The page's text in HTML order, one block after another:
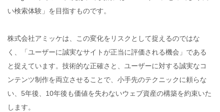
い検索体験」を目指すものです。
株式会社アミッケは、この変化をリスクとして捉えるのではな
く、「ユーザーに誠実なサイトが正当に評価される機会」である
と捉えています。技術的な正確さと、ユーザーに対する誠実なコ
ンテンツ制作を両立させることで、小手先のテクニックに頼らな
い、5年後、10年後も価値を失わないウェブ資産の構築を約束いた
します。